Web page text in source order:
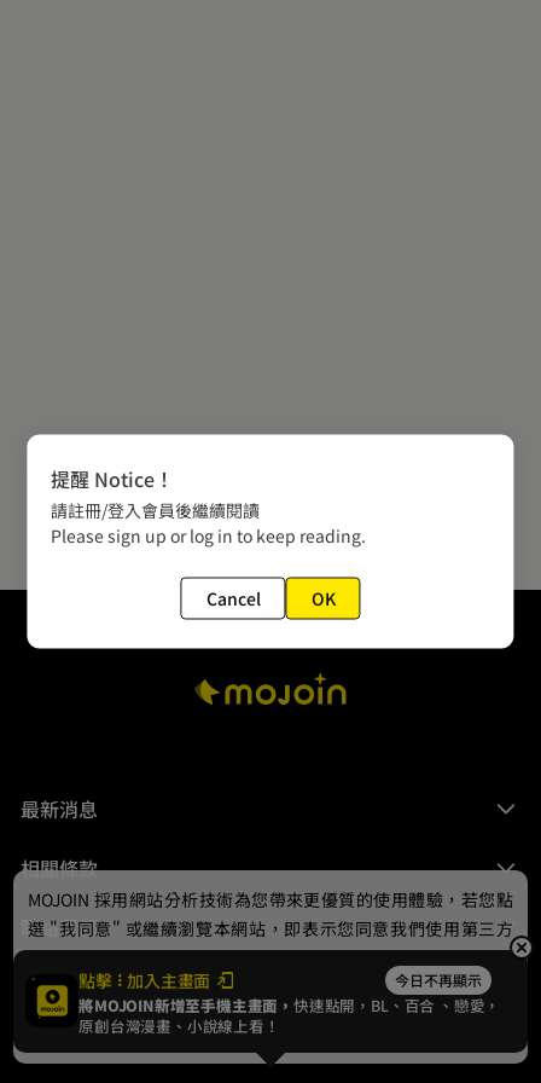
最新消息
相關條款
聯絡我們
© 2024 gamania Digital Entertainment Co., Ltd.
點擊 加入主畫面 今日不再顯示
將MOJOIN新增至手機主畫面，快速點開，BL、 百合 、戀愛，
原創台灣漫畫、小說線上看！
MOJOIN 採用網站分析技術為您帶來更優質的使用體驗，若您點
選 "我同意" 或繼續瀏覽本網站，即表示您同意我們使用第三方
Cookie，欲瞭解更多資訊請見隱私權政策。
我同意
提醒 Notice！
請註冊/登入會員後繼續閱讀
Please sign up or log in to keep reading.
Cancel OK